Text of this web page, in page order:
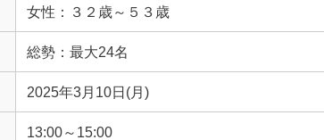
女性：３２歳～５３歳
総勢：最大24名
2025年3月10日(月)
13:00～15:00